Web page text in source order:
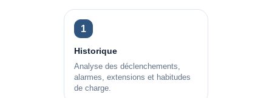
1
Historique
Analyse des déclenchements,
alarmes, extensions et habitudes
de charge.